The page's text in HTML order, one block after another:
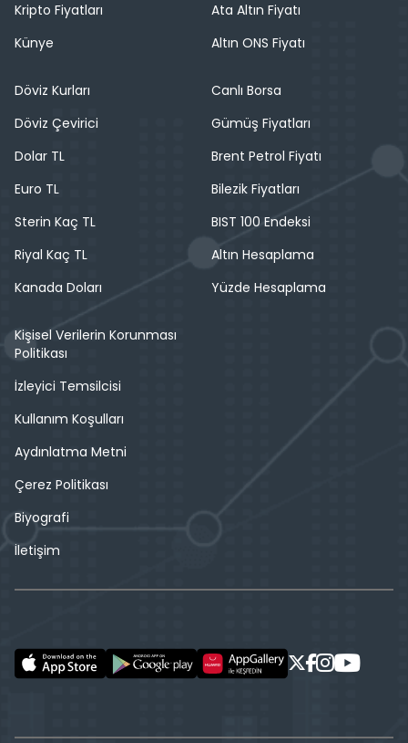
Kripto Fiyatları
Künye
Ata Altın Fiyatı
Altın ONS Fiyatı
Döviz Kurları
Döviz Çevirici
Dolar TL
Euro TL
Sterin Kaç TL
Riyal Kaç TL
Kanada Doları
Canlı Borsa
Gümüş Fiyatları
Brent Petrol Fiyatı
Bilezik Fiyatları
BIST 100 Endeksi
Altın Hesaplama
Yüzde Hesaplama
Kişisel Verilerin Korunması
Politikası
İzleyici Temsilcisi
Kullanım Koşulları
Aydınlatma Metni
Çerez Politikası
Biyografi
İletişim